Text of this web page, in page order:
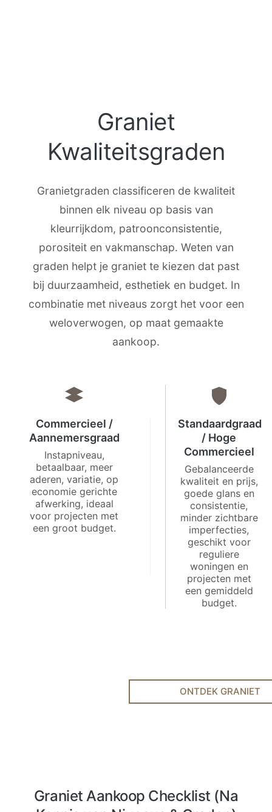
Graniet
Kwaliteitsgraden
Granietgraden classificeren de kwaliteit
binnen elk niveau op basis van
kleurrijkdom, patroonconsistentie,
porositeit en vakmanschap. Weten van
graden helpt je graniet te kiezen dat past
bij duurzaamheid, esthetiek en budget. In
combinatie met niveaus zorgt het voor een
weloverwogen, op maat gemaakte
aankoop.
Commercieel /
Aannemersgraad
Instapniveau,
betaalbaar, meer
aderen, variatie, op
economie gerichte
afwerking, ideaal
voor projecten met
een groot budget.
Standaardgraad
/ Hoge
Commercieel
Gebalanceerde
kwaliteit en prijs,
goede glans en
consistentie,
minder zichtbare
imperfecties,
geschikt voor
reguliere
woningen en
projecten met
een gemiddeld
budget.
ONTDEK GRANIET
Graniet Aankoop Checklist (Na